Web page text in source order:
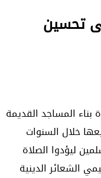
تحسين
المساجد القديمة
خلال السنوات
ليؤدوا الصلاة
الشعائر الدينية